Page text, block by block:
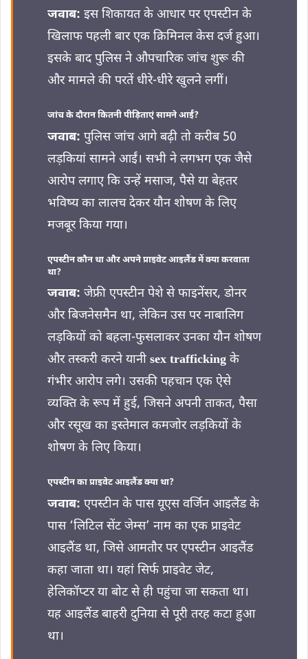
जवाब: इस शिकायत के आधार पर एपस्टीन के
खिलाफ पहली बार एक क्रिमिनल केस दर्ज हुआ।
इसके बाद पुलिस ने औपचारिक जांच शुरू की
और मामले की परतें धीरे-धीरे खुलने लगीं।
जांच के दौरान कितनी पीड़िताएं सामने आईं?
जवाब: पुलिस जांच आगे बढ़ी तो करीब 50
लड़कियां सामने आईं। सभी ने लगभग एक जैसे
आरोप लगाए कि उन्हें मसाज, पैसे या बेहतर
भविष्य का लालच देकर यौन शोषण के लिए
मजबूर किया गया।
एपस्टीन कौन था और अपने प्राइवेट आइलैंड में क्या करवाता
था?
जवाब: जेफ्री एपस्टीन पेशे से फाइनेंसर, डोनर
और बिजनेसमैन था, लेकिन उस पर नाबालिग
लड़कियों को बहला-फुसलाकर उनका यौन शोषण
और तस्करी करने यानी sex trafficking के
गंभीर आरोप लगे। उसकी पहचान एक ऐसे
व्यक्ति के रूप में हुई, जिसने अपनी ताकत, पैसा
और रसूख का इस्तेमाल कमजोर लड़कियों के
शोषण के लिए किया।
एपस्टीन का प्राइवेट आइलैंड क्या था?
जवाब: एपस्टीन के पास यूएस वर्जिन आइलैंड के
पास ‘लिटिल सेंट जेम्स’ नाम का एक प्राइवेट
आइलैंड था, जिसे आमतौर पर एपस्टीन आइलैंड
कहा जाता था। यहां सिर्फ प्राइवेट जेट,
हेलिकॉप्टर या बोट से ही पहुंचा जा सकता था।
यह आइलैंड बाहरी दुनिया से पूरी तरह कटा हुआ
था।